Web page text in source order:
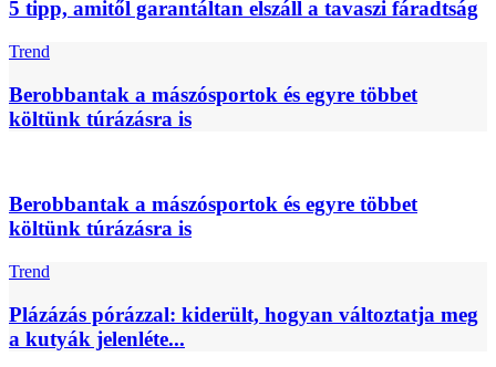
5 tipp, amitől garantáltan elszáll a tavaszi fáradtság
Trend
Berobbantak a mászósportok és egyre többet
költünk túrázásra is
Berobbantak a mászósportok és egyre többet
költünk túrázásra is
Trend
Plázázás pórázzal: kiderült, hogyan változtatja meg
a kutyák jelenléte...